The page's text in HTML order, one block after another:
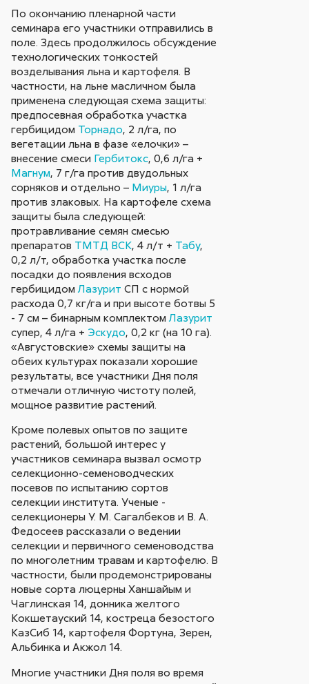
По окончанию пленарной части
семинара его участники отправились в
поле. Здесь продолжилось обсуждение
технологических тонкостей
возделывания льна и картофеля. В
частности, на льне масличном была
применена следующая схема защиты:
предпосевная обработка участка
гербицидом Торнадо, 2 л/га, по
вегетации льна в фазе «елочки» –
внесение смеси Гербитокс, 0,6 л/га +
Магнум, 7 г/га против двудольных
сорняков и отдельно – Миуры, 1 л/га
против злаковых. На картофеле схема
защиты была следующей:
протравливание семян смесью
препаратов ТМТД ВСК, 4 л/т + Табу,
0,2 л/т, обработка участка после
посадки до появления всходов
гербицидомЛазурит СП с нормой
расхода 0,7 кг/га и при высоте ботвы 5
- 7 см – бинарным комплектомЛазурит
супер, 4 л/га + Эскудо, 0,2 кг (на 10 га).
«Августовские» схемы защиты на
обеих культурах показали хорошие
результаты, все участники Дня поля
отмечали отличную чистоту полей,
мощное развитие растений.
Кроме полевых опытов по защите
растений, большой интерес у
участников семинара вызвал осмотр
селекционно-семеноводческих
посевов по испытанию сортов
селекции института. Ученые -
селекционеры У. М. Сагалбеков и В. А.
Федосеев рассказали о ведении
селекции и первичного семеноводства
по многолетним травам и картофелю. В
частности, были продемонстрированы
новые сорта люцерны Ханшайым и
Чаглинская 14, донника желтого
Кокшетауский 14, костреца безостого
КазСиб 14, картофеля Фортуна, Зерен,
Альбинка и Акжол 14.
Многие участники Дня поля во время